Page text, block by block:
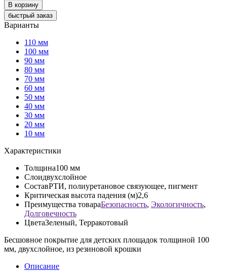
В корзину
быстрый заказ
Варианты
110 мм
100 мм
90 мм
80 мм
70 мм
60 мм
50 мм
40 мм
30 мм
20 мм
10 мм
Характеристики
Толщина100 мм
Слоидвухслойное
СоставРТИ, полиуретановое связующее, пигмент
Критическая высота падения (м)2,6
Преимущества товараБезопасность, Экологичность,
Долговечность
ЦветаЗеленый, Терракотовый
Бесшовное покрытие для детских площадок толщиной 100
мм, двухслойное, из резиновой крошки
Описание